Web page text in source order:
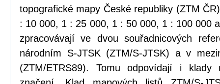
topografické mapy České republiky (ZTM
: 10 000, 1 : 25 000, 1 : 50 000, 1 : 100 000
zpracovávají ve dvou souřadnicových
národním S-JTSK (ZTM/S-JTSK) a v
(ZTM/ETRS89). Tomu odpovídají i